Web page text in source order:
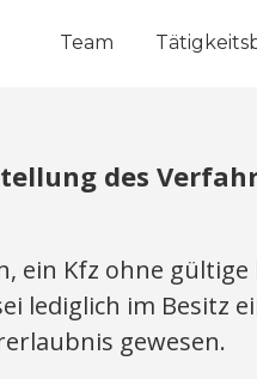
Team
des
ein Kfz ohne
lediglich im Besitz
gewesen.